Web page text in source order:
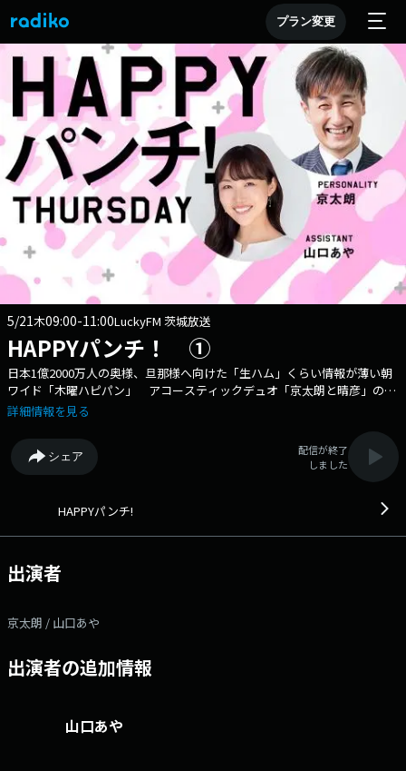
プラン変更
5/21木09:00-11:00LuckyFM 茨城放送
HAPPYパンチ！ ①
日本1億2000万人の奥様、旦那様へ向けた「生ハム」くらい情報が薄い朝
ワイド「木曜ハピパン」 アコースティックデュオ「京太朗と晴彦」のボ
ーカルで、イジりと信頼の 『京太朗』 栃木100％産フリーアナウンサ
ジアムDJなど多彩な顔を持つ『山口あや』がお届け 2人の安心感のある
掛け合い（殴り合い？）をお聴きください ～本日のメニュー～
▼9:10,12:30「ニュース」 ▼9:13,9:56,10:56,12:33「天気予報」
▼10:00「MUSIC PALETTE」 一つのテーマに沿った音楽をお届けしま
者さんが登場し、解説してくれます！ ▼11:10 隔週コーナー「やさしさ
ライセンス」「佐藤の深煎り喫茶画廊」 リスナーから喫茶店の情報を募
ない佐藤オーナーが出
演
と揚げ足取りライセンスS級の京太朗の2人が優しさ審査員となって、あな
くの作文わたしの作文」 ▼12:10「木曜学園」 昼休憩にちょっとだけ
賢くなっちゃう雑学を、IQ200のキャロライン山口とアブノーマル京太朗
詳細情報を見る
シェア
配信が終了
しました
HAPPYパンチ!
出演者
京太朗 / 山口あや
出演者の追加情報
山口あや